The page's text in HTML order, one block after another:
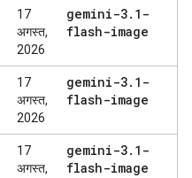
17
अगस्त,
2026
gemini-3. 1-
flash-image
17
अगस्त,
2026
gemini-3. 1-
flash-image
17
अगस्त,
gemini-3. 1-
flash-image